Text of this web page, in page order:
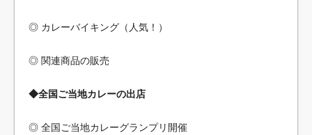
◎ カレーバイキング（人気！）
◎ 関連商品の販売
◆全国ご当地カレーの出店
◎ 全国ご当地カレーグランプリ開催